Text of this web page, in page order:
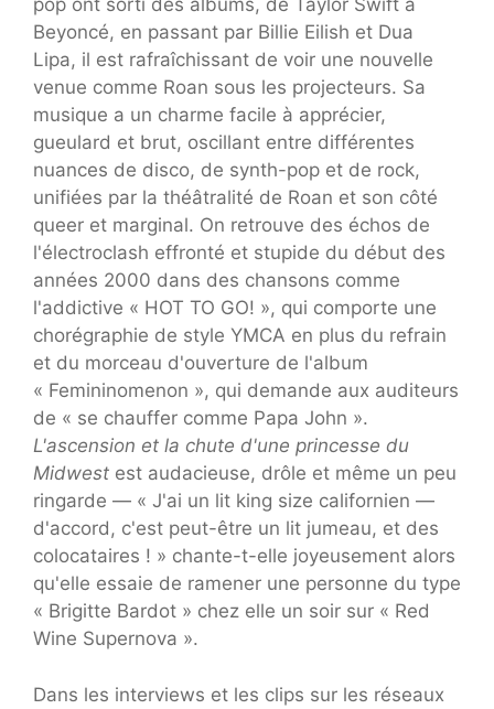
pop ont sorti des albums, de Taylor Swift à
Beyoncé, en passant par Billie Eilish et Dua
Lipa, il est rafraîchissant de voir une nouvelle
venue comme Roan sous les projecteurs. Sa
musique a un charme facile à apprécier,
gueulard et brut, oscillant entre différentes
nuances de disco, de synth-pop et de rock,
unifiées par la théâtralité de Roan et son côté
queer et marginal. On retrouve des échos de
l'électroclash effronté et stupide du début des
années 2000 dans des chansons comme
l'addictive « HOT TO GO! », qui comporte une
chorégraphie de style YMCA en plus du refrain
et du morceau d'ouverture de l'album
« Femininomenon », qui demande aux auditeurs
de « se chauffer comme Papa John ».
L'ascension et la chute d'une princesse du
Midwest est audacieuse, drôle et même un peu
ringarde — « J'ai un lit king size californien —
d'accord, c'est peut-être un lit jumeau, et des
colocataires ! » chante-t-elle joyeusement alors
qu'elle essaie de ramener une personne du type
« Brigitte Bardot » chez elle un soir sur « Red
Wine Supernova ».
Dans les interviews et les clips sur les réseaux